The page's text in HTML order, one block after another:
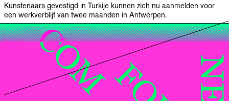
Kunstenaars gevestigd in Turkije kunnen zich nu aanmelden voor
een werkverblijf van twee maanden in Antwerpen.